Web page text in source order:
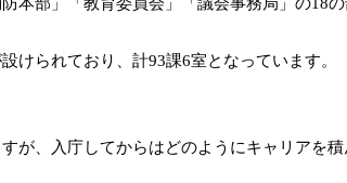
けられており、計93課6室となっています。
が、入庁してからはどのようにキャリアを